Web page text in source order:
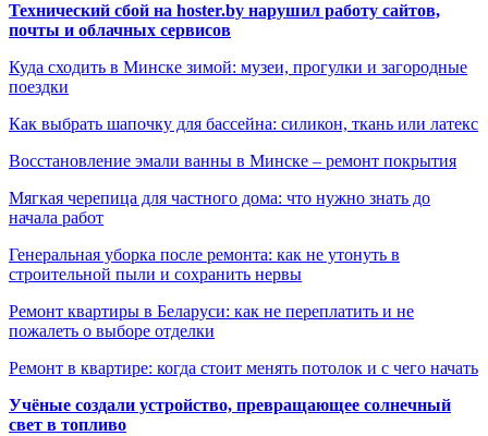
Технический сбой на hoster.by нарушил работу сайтов,
почты и облачных сервисов
Куда сходить в Минске зимой: музеи, прогулки и загородные
поездки
Как выбрать шапочку для бассейна: силикон, ткань или латекс
Восстановление эмали ванны в Минске – ремонт покрытия
Мягкая черепица для частного дома: что нужно знать до
начала работ
Генеральная уборка после ремонта: как не утонуть в
строительной пыли и сохранить нервы
Ремонт квартиры в Беларуси: как не переплатить и не
пожалеть о выборе отделки
Ремонт в квартире: когда стоит менять потолок и с чего начать
Учёные создали устройство, превращающее солнечный
свет в топливо